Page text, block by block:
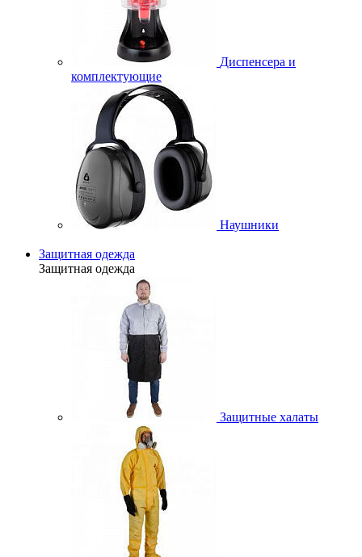
Диспенсера и
комплектующие
Наушники
Защитная одежда
Защитная одежда
Защитные халаты